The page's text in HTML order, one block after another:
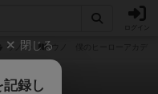
ウノ ウノ 僕のヒーローアカデミ
閉じる
録し